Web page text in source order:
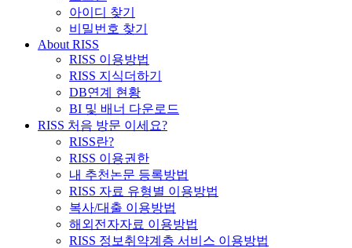
아이디 찾기
비밀번호 찾기
About RISS
RISS 이용방법
RISS 지식더하기
DB연계 현황
BI 및 배너 다운로드
RISS 처음 방문 이세요?
RISS란?
RISS 이용권한
내 추천논문 등록방법
RISS 자료 유형별 이용방법
복사/대출 이용방법
해외전자자료 이용방법
RISS 정보취약계층 서비스 이용방법